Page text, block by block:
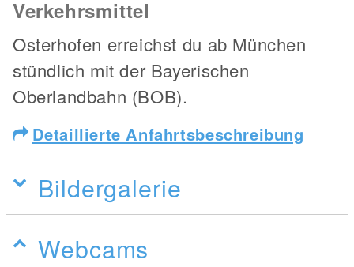
Verkehrsmittel
Osterhofen erreichst du ab München
stündlich mit der Bayerischen
Oberlandbahn (BOB).
Detaillierte Anfahrtsbeschreibung
Bildergalerie
Webcams